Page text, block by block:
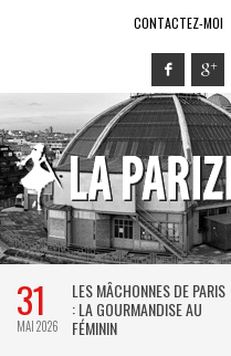
CONTACTEZ-MOI
MÂCHONNES DE PARIS
GOURMANDISE AU
29